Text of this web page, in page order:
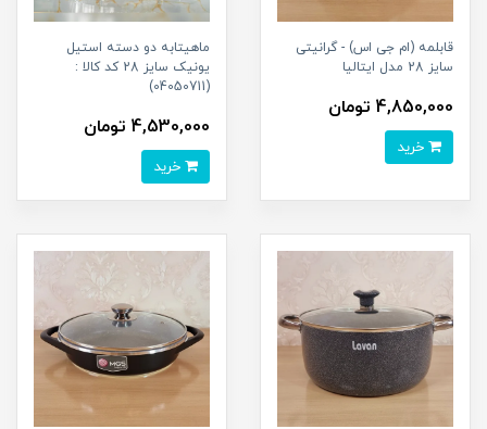
قابلمه (ام جی اس) - گرانیتی
سایز 28 مدل ایتالیا
4,850,000 تومان
ماهیتابه دو دسته استیل
یونیک سایز 28 کد کالا :
(04050711)
4,530,000 تومان